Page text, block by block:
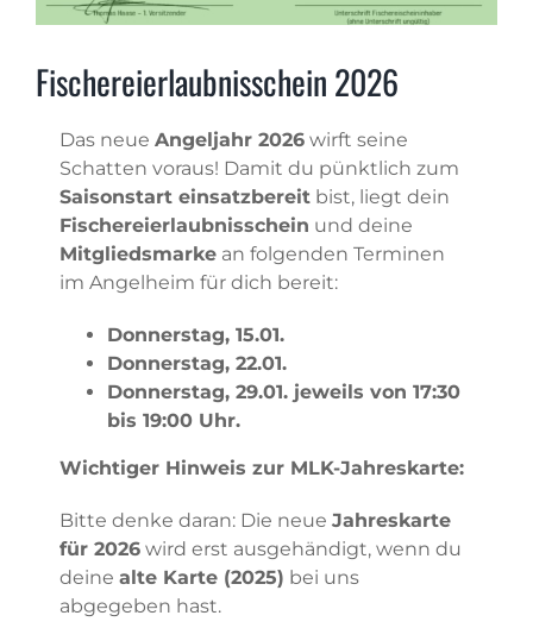
Fischereierlaubnisschein 2026
Das neue Angeljahr 2026wirft seine
Schatten voraus! Damit du pünktlich zum
Saisonstart einsatzbereitbist, liegt dein
Fischereierlaubnisschein und deine
Mitgliedsmarkean folgenden Terminen
im Angelheim für dich bereit:
Donnerstag, 15.01.
Donnerstag, 22.01.
Donnerstag, 29.01. jeweils von 17:30
bis 19:00 Uhr.
Wichtiger Hinweis zur MLK-Jahreskarte:
Bitte denke daran: Die neue Jahreskarte
für 2026wird erst ausgehändigt, wenn du
deine alte Karte (2025) bei uns
abgegeben hast.